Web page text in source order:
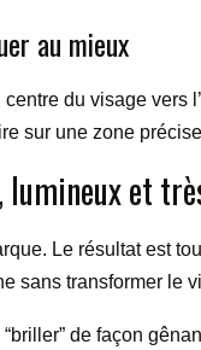
au mieux
du visage vers
sur une zone
lumineux et
Le résultat est
sans transformer le
de façon